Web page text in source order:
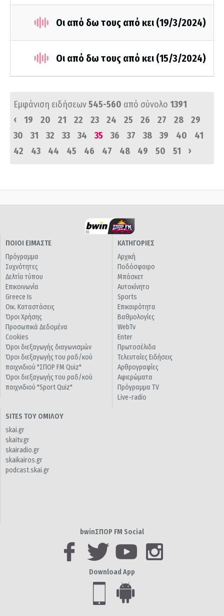
Οι από δω τους από κει (19/3/2024)
Οι από δω τους από κει (15/3/2024)
Εμφάνιση ειδήσεων545-560 από σύνολο 1391
‹
19 20 21 22 23 24 25 26 27 28
29
30
31 32 33 34 35 36 37 38 39 40
41
42
43 44 45 46 47 48 49 50 51 ›
ΠΟΙΟΙ ΕΙΜΑΣΤΕ
Πρόγραμμα
Συχνότητες
Δελτία τύπου
Επικοινωνία
Greece Is
Οικ. Καταστάσεις
Όροι Χρήσης
Προσωπικά Δεδομένα
Cookies
Όροι διεξαγωγής διαγωνισμών
Όροι διεξαγωγής του ραδ/κού
παιχνιδιού "ΣΠΟΡ FM Quiz"
Όροι διεξαγωγής του ραδ/κού
παιχνιδιού "Sport Quiz"
ΚΑΤΗΓΟΡΙΕΣ
Αρχική
Ποδόσφαιρο
Μπάσκετ
Αυτοκίνητο
Sports
Επικαιρότητα
Βαθμολογίες
WebTv
Enter
Πρωτοσέλιδα
Τελευταίες Ειδήσεις
Αρθρογραφίες
Αφιερώματα
Πρόγραμμα TV
Live-radio
SITES ΤΟΥ ΟΜΙΛΟΥ
skai.gr
skaitv.gr
skairadio.gr
skaikairos.gr
podcast.skai.gr
bwinΣΠΟΡ FM Social
Download App